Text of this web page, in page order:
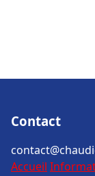
Contact
Accueil